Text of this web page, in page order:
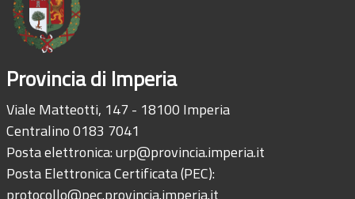
Provincia di Imperia
Viale Matteotti, 147 - 18100 Imperia
Centralino 0183 7041
Posta elettronica:urp@provincia.imperia.it
Posta Elettronica Certificata (PEC):